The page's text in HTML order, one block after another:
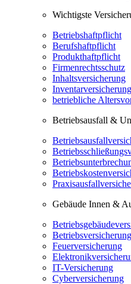
Wichtigste
Betriebshaftpflicht
Berufshaftpflicht
Produkthaftpflicht
Firmenrechtsschutz
Inhaltsversicherung
Inventarversicherung
betriebliche
Betriebsausfall &
Gebäude Innen &
Betriebsversicherung
Feuerversicherung
IT-Versicherung
Cyberversicherung